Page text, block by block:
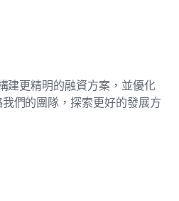
建更精明的融資方案，並優化
們的團隊，探索更好的發展方